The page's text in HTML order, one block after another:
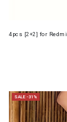
4pcs [2+2] for
SALE -31%